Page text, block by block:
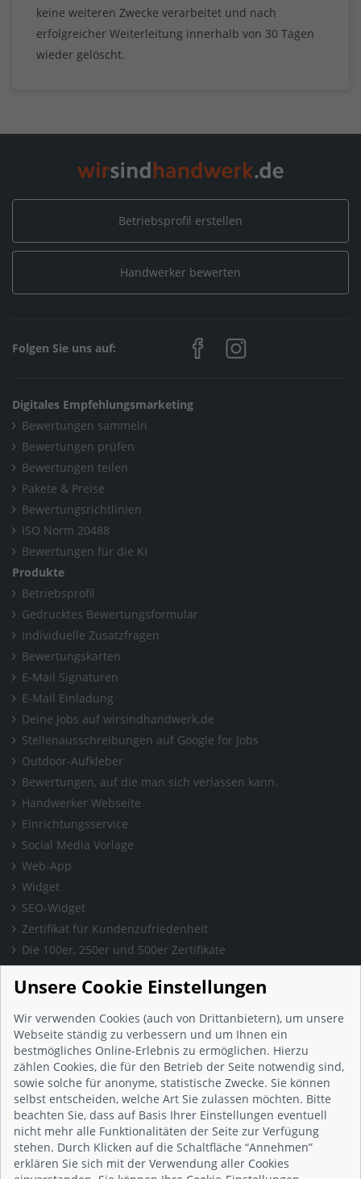
keine weiteren Zwecke verarbeitet und nach
erfolgreicher Weiterleitung innerhalb von 30 Tagen
wieder gelöscht.
Betriebsprofil erstellen
Handwerker bewerten
Folgen Sie uns auf:
Digitales Empfehlungsmarketing
Bewertungen sammeln
Bewertungen prüfen
Bewertungen teilen
Pakete & Preise
Bewertungsrichtlinien
ISO Norm 20488
Bewertungen für die KI
Produkte
Betriebsprofil
Gedrucktes Bewertungsformular
Individuelle Zusatzfragen
Bewertungskarten
E-Mail Signaturen
E-Mail Einladung
Deine Jobs auf wirsindhandwerk.de
Stellenausschreibungen auf Google for Jobs
Outdoor-Aufkleber
Bewertungen, auf die man sich verlassen kann.
Handwerker Webseite
Einrichtungsservice
Social Media Vorlage
Web-App
Widget
SEO-Widget
Zertifikat für Kundenzufriedenheit
Die 100er, 250er und 500er Zertifikate
Presse & Wissen
Presse und Informationen
Blog
Häufig gestellte Fragen (FAQ)
Studie: Digitalisierungsbarometer
Initiative gegen Fake-Bewertungen
Kunden Informationen
Beratungsgespräch vereinbaren
Impressum
Datenschutz
Unsere Cookie Einstellungen
Wir verwenden Cookies (auch von Drittanbietern), um unsere
Webseite ständig zu verbessern und um Ihnen ein
bestmögliches Online-Erlebnis zu ermöglichen. Hierzu
zählen Cookies, die für den Betrieb der Seite notwendig sind,
sowie solche für anonyme, statistische Zwecke. Sie können
selbst entscheiden, welche Art Sie zulassen möchten. Bitte
beachten Sie, dass auf Basis Ihrer Einstellungen eventuell
nicht mehr alle Funktionalitäten der Seite zur Verfügung
stehen. Durch Klicken auf die Schaltfläche “Annehmen”
erklären Sie sich mit der Verwendung aller Cookies